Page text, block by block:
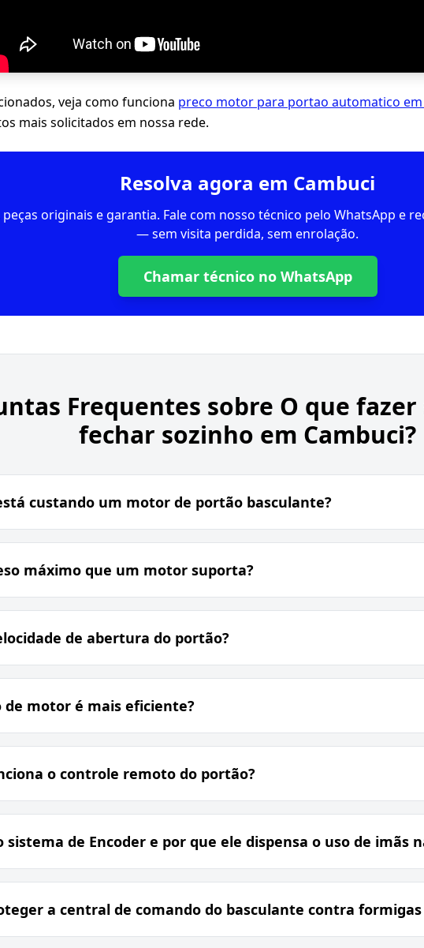
veja como funciona preco motor para portao automatico
mais solicitados em nossa rede.
Resolva agora em Cambuci
peças originais e garantia. Fale com nosso técnico pelo WhatsApp e
— sem visita perdida, sem enrolação.
Chamar técnico no WhatsApp
Frequentes sobre O que
fechar sozinho em Cambuci?
custando um motor de portão basculante?
máximo que um motor suporta?
de abertura do portão?
de motor é mais eficiente?
o controle remoto do portão?
sistema de Encoder e por que ele dispensa o uso de imãs
a central de comando do basculante contra formigas